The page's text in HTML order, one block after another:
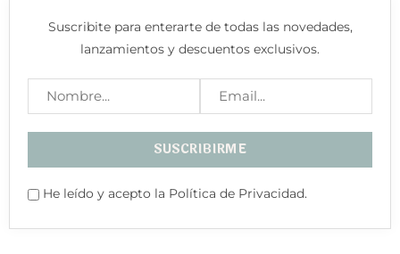
Suscribite para enterarte de todas las novedades,
lanzamientos y descuentos exclusivos.
He leído y acepto la Política de Privacidad.